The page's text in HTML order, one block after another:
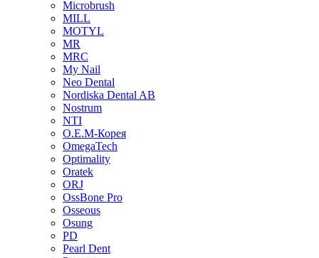
Microbrush
MILL
MOTYL
MR
MRC
My Nail
Neo Dental
Nordiska Dental AB
Nostrum
NTI
O.E.M-Корея
OmegaTech
Optimality
Oratek
ORJ
OssBone Pro
Osseous
Osung
PD
Pearl Dent